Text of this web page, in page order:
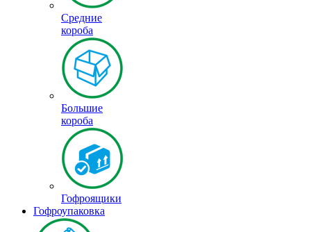
Средние
короба
Большие
короба
Гофроящики
Гофроупаковка